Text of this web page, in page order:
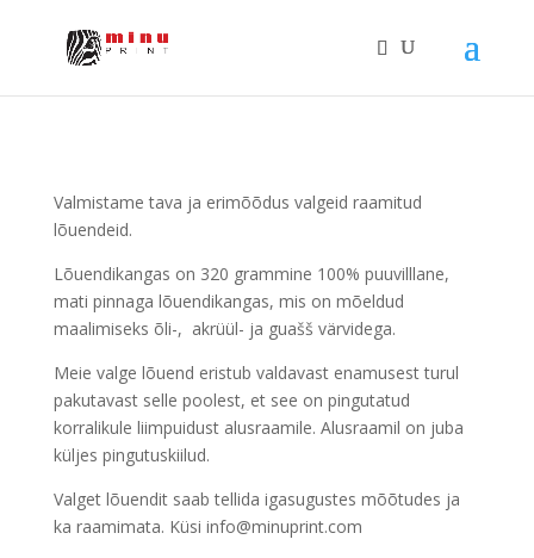
Valmistame tava ja erimõõdus valgeid raamitud
lõuendeid.
Lõuendikangas on 320 grammine 100% puuvilllane,
mati pinnaga lõuendikangas, mis on mõeldud
maalimiseks õli-, akrüül- ja guašš värvidega.
Meie valge lõuend eristub valdavast enamusest turul
pakutavast selle poolest, et see on pingutatud
korralikule liimpuidust alusraamile. Alusraamil on juba
küljes pingutuskiilud.
Valget lõuendit saab tellida igasugustes mõõtudes ja
ka raamimata. Küsi info@minuprint.com